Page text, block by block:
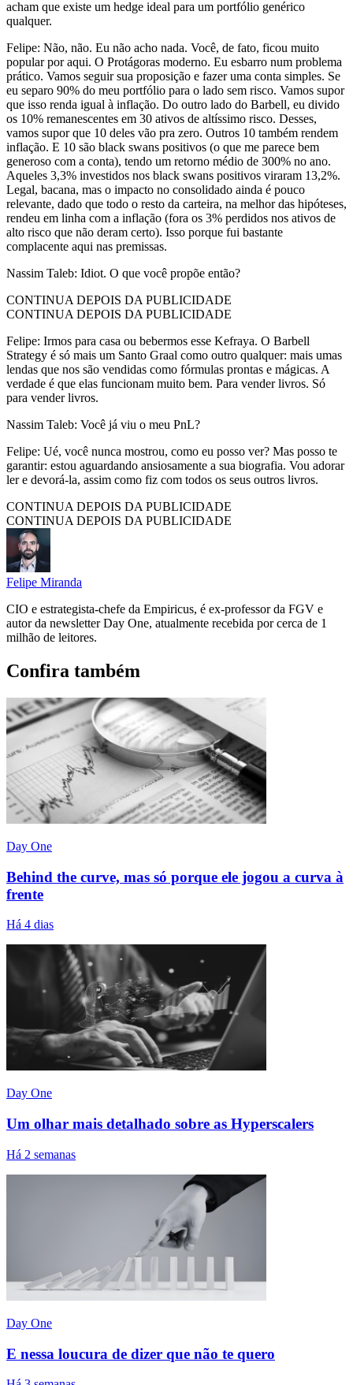
acham que existe um hedge ideal para um portfólio genérico
qualquer.
Felipe: Não, não. Eu não acho nada. Você, de fato, ficou muito
popular por aqui. O Protágoras moderno. Eu esbarro num problema
prático. Vamos seguir sua proposição e fazer uma conta simples. Se
eu separo 90% do meu portfólio para o lado sem risco. Vamos supor
que isso renda igual à inflação. Do outro lado do Barbell, eu divido
os 10% remanescentes em 30 ativos de altíssimo risco. Desses,
vamos supor que 10 deles vão pra zero. Outros 10 também rendem
inflação. E 10 são black swans positivos (o que me parece bem
generoso com a conta), tendo um retorno médio de 300% no ano.
Aqueles 3,3% investidos nos black swans positivos viraram 13,2%.
Legal, bacana, mas o impacto no consolidado ainda é pouco
relevante, dado que todo o resto da carteira, na melhor das hipóteses,
rendeu em linha com a inflação (fora os 3% perdidos nos ativos de
alto risco que não deram certo). Isso porque fui bastante
complacente aqui nas premissas.
Nassim Taleb: Idiot. O que você propõe então?
CONTINUA DEPOIS DA PUBLICIDADE
CONTINUA DEPOIS DA PUBLICIDADE
Felipe: Irmos para casa ou bebermos esse Kefraya. O Barbell
Strategy é só mais um Santo Graal como outro qualquer: mais umas
lendas que nos são vendidas como fórmulas prontas e mágicas. A
verdade é que elas funcionam muito bem. Para vender livros. Só
para vender livros.
Nassim Taleb: Você já viu o meu PnL?
Felipe: Ué, você nunca mostrou, como eu posso ver? Mas posso te
garantir: estou aguardando ansiosamente a sua biografia. Vou adorar
ler e devorá-la, assim como fiz com todos os seus outros livros.
CONTINUA DEPOIS DA PUBLICIDADE
CONTINUA DEPOIS DA PUBLICIDADE
Felipe Miranda
CIO e estrategista-chefe da Empiricus, é ex-professor da FGV e
autor da newsletter Day One, atualmente recebida por cerca de 1
milhão de leitores.
Confira também
Day One
Behind the curve, mas só porque ele jogou a curva à
frente
Há 4 dias
Day One
Um olhar mais detalhado sobre as Hyperscalers
Há 2 semanas
Day One
E nessa loucura de dizer que não te quero